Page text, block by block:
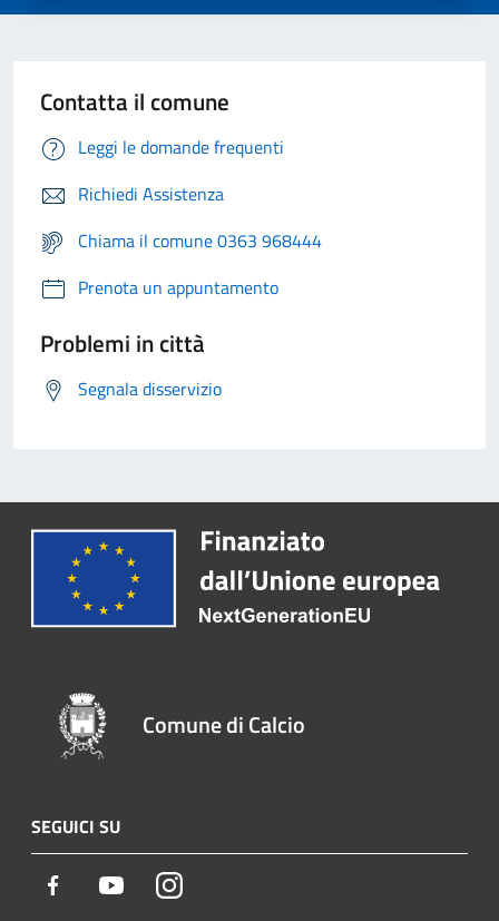
Contatta il comune
Leggi le domande frequenti
Richiedi Assistenza
Chiama il comune 0363 968444
Prenota un appuntamento
Problemi in città
Segnala disservizio
Comune di Calcio
SEGUICI SU
Facebook YoutubeInstagram